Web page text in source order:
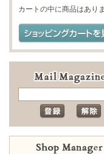
カートの中に商品はあり